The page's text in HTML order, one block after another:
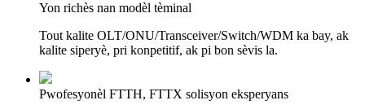
Yon richès nan modèl tèminal
Tout kalite OLT/ONU/Transceiver/Switch/WDM ka bay, ak
kalite siperyè, pri konpetitif, ak pi bon sèvis la.
Pwofesyonèl FTTH, FTTX solisyon eksperyans